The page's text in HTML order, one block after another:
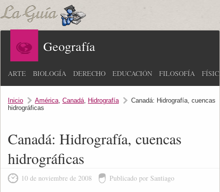
Geografía
ARTE BIOLOGÍA DERECHO EDUCACIÓN FILOSOFÍA
Inicio América, Canadá, Hidrografía
Canadá: Hidrografía, cuencas
hidrográficas
Canadá: Hidrografía, cuencas
hidrográficas
10 de noviembre de 2008 Publicado por Santiago